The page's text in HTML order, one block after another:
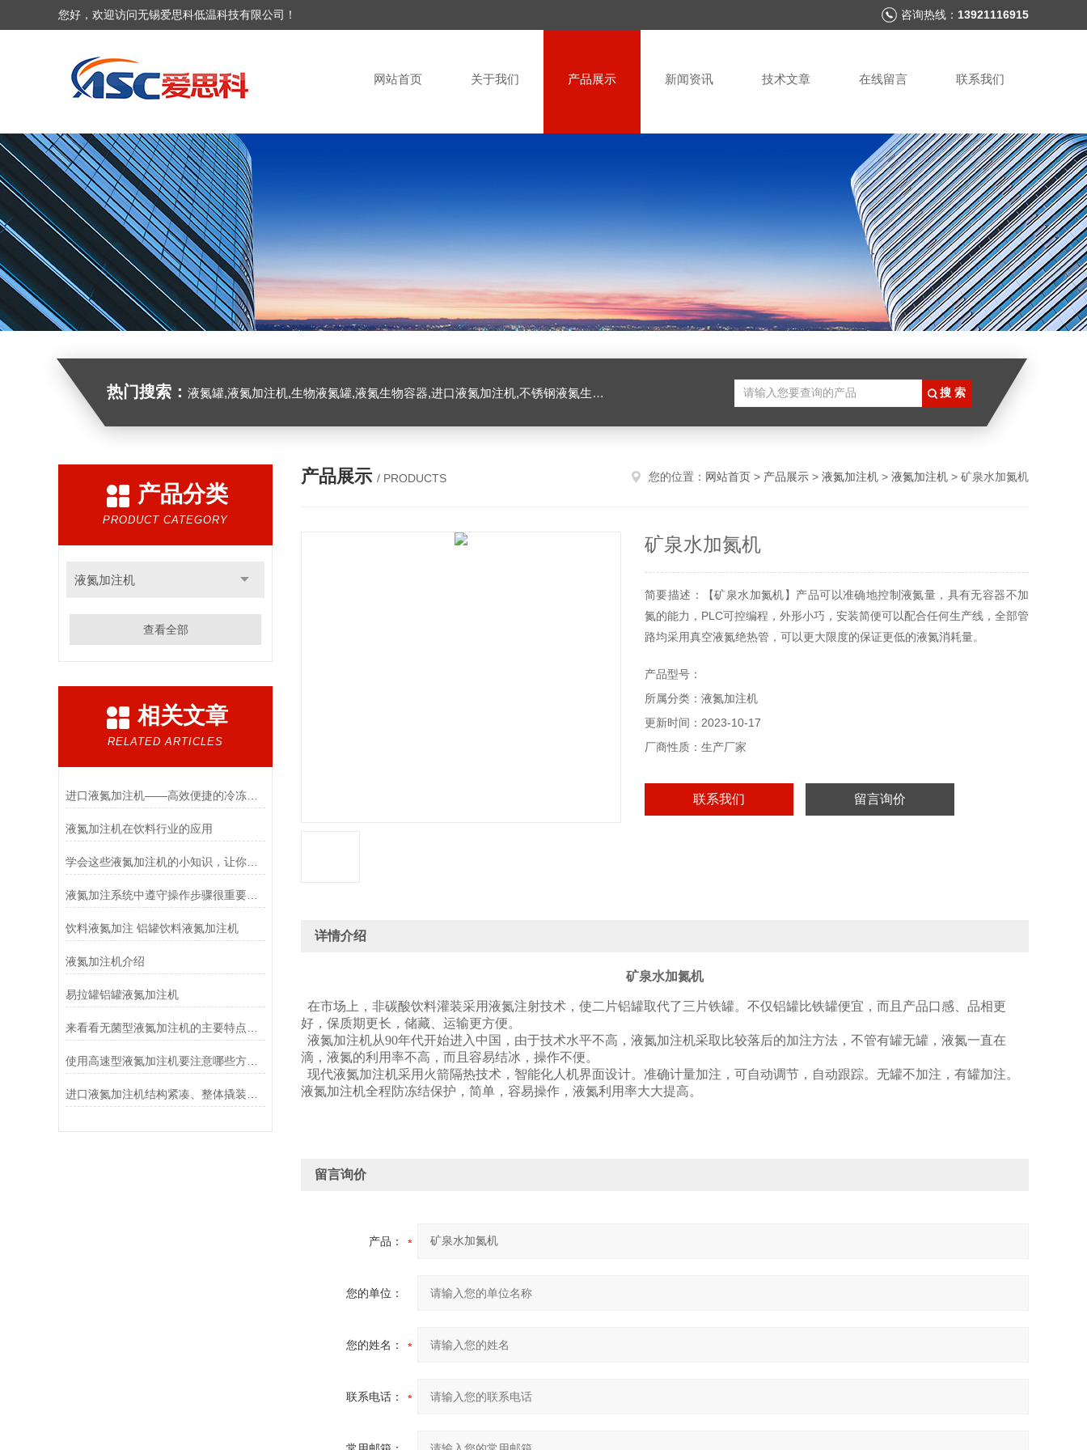
您好，欢迎访问无锡爱思科低温科技有限公司！ 咨询热线： 13921116915
网站首页 关于我们 产品展示 新闻资讯 技术文章 在线留言 联系我们
热门搜索： 液氮罐,液氮加注机,生物液氮罐,液氮生物容器,进口液氮加注机,不锈钢液氮生物容器
产品分类
PRODUCT CATEGORY
液氮加注机
查看全部
相关文章
RELATED ARTICLES
进口液氮加注机——高效便捷的冷冻技术
液氮加注机在饮料行业的应用
学会这些液氮加注机的小知识，让你更好的使用它！
液氮加注系统中遵守操作步骤很重要，现在知道还不算晚
饮料液氮加注 铝罐饮料液氮加注机
液氮加注机介绍
易拉罐铝罐液氮加注机
使用高速型液氮加注机要注意哪些方面的问题
产品展示 / PRODUCTS 您的位置： 网站首页 > 产品展示 > 液氮加注机 > 液氮加注机 > 矿泉水加氮机
矿泉水加氮机
简要描述：【矿泉水加氮机】产品可以准确地控制液氮量，具有无容器不加
氮的能力，PLC可控编程，外形小巧，安装简便可以配合任何生产线，全部管
路均采用真空液氮绝热管，可以更大限度的保证更低的液氮消耗量。
产品型号：
所属分类：液氮加注机
更新时间：2023-10-17
厂商性质：生产厂家
联系我们 留言询价
详情介绍
矿泉水加氮机
在市场上，非碳酸饮料灌装采用液氮注射技术，使二片铝罐取代了三片铁罐。不仅铝罐比铁罐便宜，而且产品口感、品相更
好，保质期更长，储藏、运输更方便。
液氮加注机从90年代开始进入中国，由于技术水平不高，液氮加注机采取比较落后的加注方法，不管有罐无罐，液氮一直在
滴，液氮的利用率不高，而且容易结冰，操作不便。
现代液氮加注机采用火箭隔热技术，智能化人机界面设计。准确计量加注，可自动调节，自动跟踪。无罐不加注，有罐加注。
液氮加注机全程防冻结保护，简单，容易操作，液氮利用率大大提高。
留言询价
产品：
您的单位：
您的姓名：
联系电话：